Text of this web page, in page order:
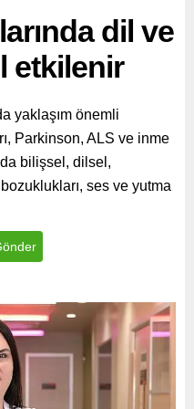
dil ve
etkilenir
yaklaşım önemli
Parkinson, ALS ve inme
bilişsel, dilsel,
ses ve yutma